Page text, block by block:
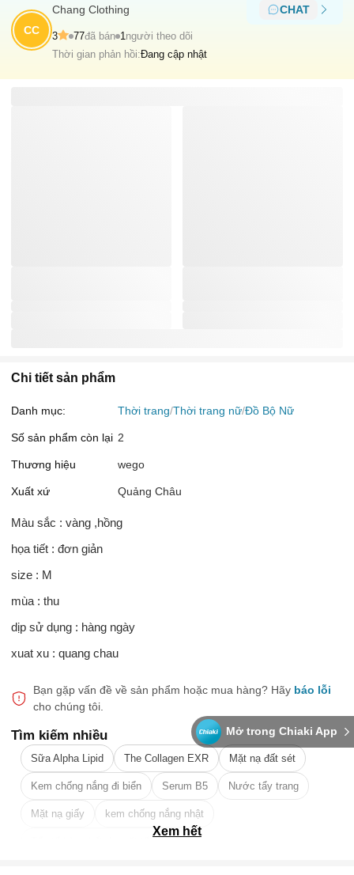
Mở trong Chiaki App
CC
Chang Clothing CHAT
3 77đã bán 1 người theo dõi
Thời gian phản hồi:Đang cập nhật
Chi tiết sản phẩm
Danh mục: Thời trang Thời trang nữ Đồ Bộ Nữ
Số sản phẩm còn lại 2
Thương hiệu wego
Xuất xứ Quảng Châu
Màu sắc : vàng ,hồng
họa tiết : đơn giản
size : M
mùa : thu
dịp sử dụng : hàng ngày
xuat xu : quang chau
Bạn gặp vấn đề về sản phẩm hoặc mua hàng? Hãy báo lỗi
cho chúng tôi.
Tìm kiếm nhiều
Sữa Alpha Lipid The Collagen EXR Mặt nạ đất sét
Kem chống nắng đi biển Serum B5 Nước tẩy trang
Mặt nạ giấy kem chống nắng nhật
Tẩy tế bào chết da mặt tốt nhất
Xem hết